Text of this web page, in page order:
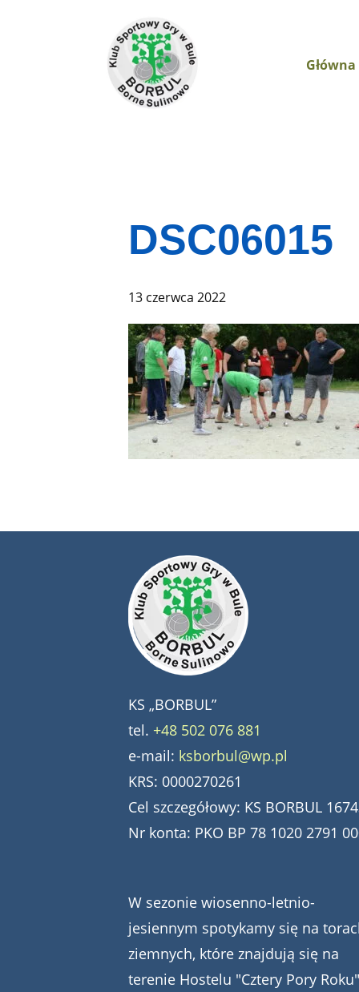
Główna
DSC06015
13 czerwca 2022
KS „BORBUL”
tel. +48 502 076 881
e-mail: ksborbul@wp.pl
KRS: 0000270261
Cel szczegółowy: KS BORBUL
Nr konta: PKO BP 78 1020 2791
W sezonie wiosenno-letnio-
jesiennym spotykamy się na
ziemnych, które znajdują się na
terenie Hostelu "Cztery Pory Roku"